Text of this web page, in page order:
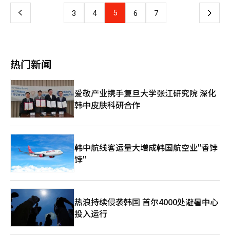
投资和竞争力的维持。这一冲突不仅仅是工资问题，而是关乎企业
本质的问题，即“企业是什么”。企业是一个分享短期成果的组
织，还是一个为长期生存而共同体？这一问题的答案正在三星电子
不是特权，而是责任。因为在损失发生时，他们处于最后承担损失
简单原则。然而，这一原则在现实中难以完全接受。处于半导体产
业前沿的劳动者要求“共享成果”是合理的。问题在于方式。以短
期现金为中心的分配无法保障企业的未来。需要通过长期股票激
励、员工持股、限制性股票单位等结构，使劳动与资本共同分享成
工也能共同成长，形成了激励的对齐。政府和政治界的角色也应明
确。一旦将三星电子视为政治分配的对象，企业就会成为斗争的场
所。政府应提供支持，而非干预。通过税收、能源、水资源、人
才、研发、放宽监管和外交支持，确保企业在全球竞争中不落后。
商界和学界应提出结构性的解决方案，而非情感化的反应，劳动者
也应思考权利与责任的平衡。公众应将三星电子视为国家竞争力的
支柱，而非单纯的指责对象。历史警示我们。雅虎曾是互联网的门
户，却迷失了方向；诺基亚曾是手机之王，却未能成功转型为智能
手机；思科是互联网泡沫的象征，但在泡沫破裂后经历了漫长的低
迷。科技企业的巅峰并非荣耀，而是风险。昨日的成功并不能保证
明日的生存。三星电子也不例外。如今的1万亿美元只是对过去成
退还工资吗？投资者理解这种风险，但还是很无奈”，“全球范围
内都想分一杯羹。”
天，韩国股东运动本部警告称，如果罢工导致核心资产受损，将对
所有参与者索赔。他们认为，工会的全面罢工是对企业价值的损
超过1万亿美元的公司，股价在6日下午2点30分上涨15.05%，达
到267,500韩元，市值增至1563万亿韩元（约1.0738万亿美元）。
继台湾TSMC之后，三星电子成为亚洲第二家市值超过1万亿美元
的公司，TSMC市值为1.86万亿美元。
上 3 4 5 6 7 下
热门新闻
爱敬产业携手复旦大学张江研究院 深化
韩中皮肤科研合作
韩中航线客运量大增成韩国航空业"香饽
饽"
热浪持续侵袭韩国 首尔4000处避暑中心
投入运行